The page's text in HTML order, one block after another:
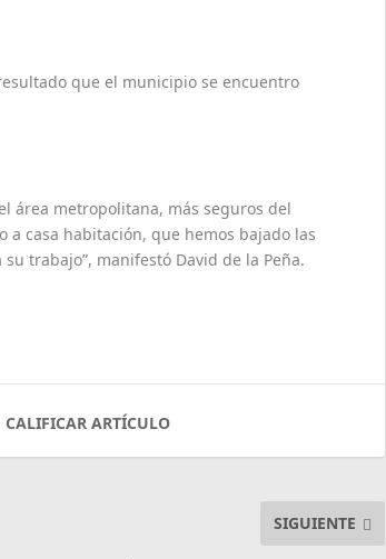
que el municipio se encuentro
área metropolitana, más seguros del
a casa habitación, que hemos bajado las
trabajo”, manifestó David de la Peña.
CALIFICAR ARTÍCULO
SIGUIENTE